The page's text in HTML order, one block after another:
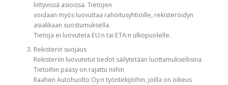
liittyvissä asioissa. Tietojen
voidaan myös luovuttaa rahoitusyhtiöille, rekisteröidyn
asiakkaan suostumuksella.
Tietoja ei luovuteta EU:n tai ETA:n ulkopuolelle.
Rekisterin suojaus
Rekisteriin luovutetut tiedot säilytetään luottamuksellisina.
Tietoihin pääsy on rajattu niihin
Raahen Autohuolto Oy:n työntekijöihin, joilla on oikeus